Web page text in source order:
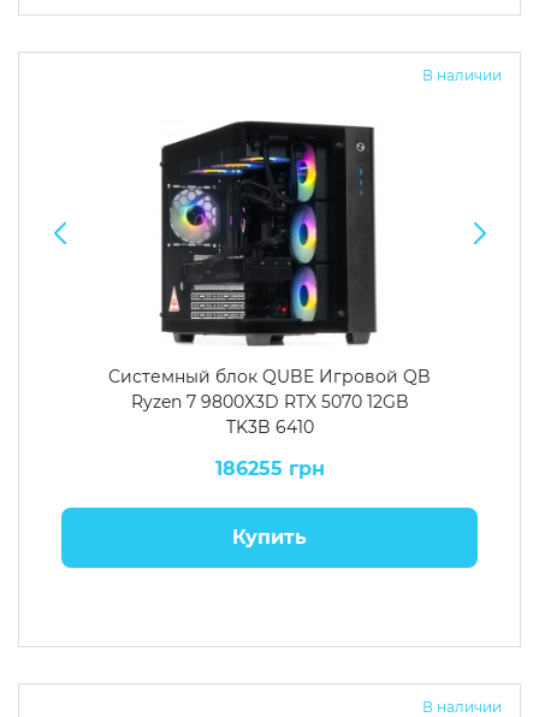
В наличии
Системный блок QUBE Игровой QB
Ryzen 7 9800X3D RTX 5070 12GB
TK3B 6410
186255 грн
Купить
В наличии